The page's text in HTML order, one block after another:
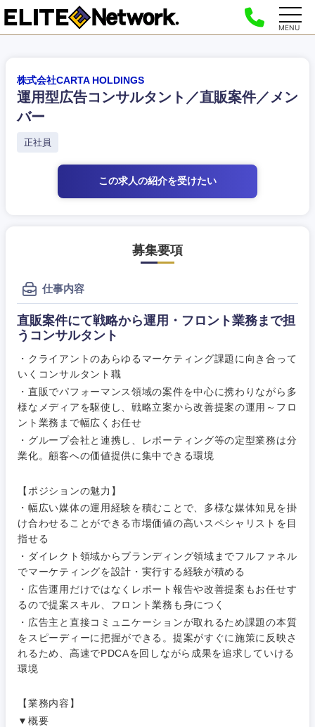
MENU
株式会社CARTA HOLDINGS
運用型広告コンサルタント／直販案件／メン
バー
正社員
この求人の紹介を受けたい
募集要項
仕事内容
直販案件にて戦略から運用・フロント業務まで担
うコンサルタント
・クライアントのあらゆるマーケティング課題に向き合って
いくコンサルタント職
・直販でパフォーマンス領域の案件を中心に携わりながら多
様なメディアを駆使し、戦略立案から改善提案の運用～フロ
ント業務まで幅広くお任せ
・グループ会社と連携し、レポーティング等の定型業務は分
業化。顧客への価値提供に集中できる環境
【ポジションの魅力】
・幅広い媒体の運用経験を積むことで、多様な媒体知見を掛
け合わせることができる市場価値の高いスペシャリストを目
指せる
・ダイレクト領域からブランディング領域までフルファネル
でマーケティングを設計・実行する経験が積める
・広告運用だけではなくレポート報告や改善提案もお任せす
るので提案スキル、フロント業務も身につく
・広告主と直接コミュニケーションが取れるため課題の本質
をスピーディーに把握ができる。提案がすぐに施策に反映さ
れるため、高速でPDCAを回しながら成果を追求していける
環境
【業務内容】
▼概要
ご希望の職種を選択してください
経営企
画・事業
企画
経営ボー
管理
SCM
マーケテ
すべての経営企画・事業企
事業企画・事業開発
事業管理
新規事業企画・立上げ
ご希望の職種を選択してください
経営企画・事業企画
経営ボード
管理
SCM
営業
ご希望の業界を選択してください
商社・卸
エネルギー・資源・環境
自動車・機械・船舶
電気・電子・半導体
ご希望の勤務地を選択してください
北海道・東北地方
秋田県 岩手県
宮城県 山形県
ご希望条件を入力ください
希望年収
推奨年齢
20代 30代
40代 50代